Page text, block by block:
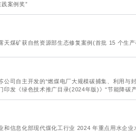
案例奖”
天煤矿获自然资源部生态修复案例(首批 15 个生
公司自主开发的“燃煤电厂大规模碳捕集、利用与
印发《绿色技术推广目录(2024年版)》“节能降碳
和信息化部现代煤化工行业 2024 年重点用水企业